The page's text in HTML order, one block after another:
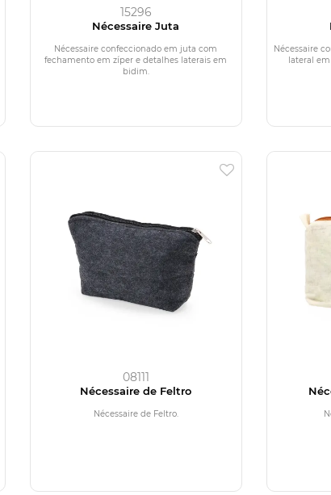
15296
Nécessaire Juta
Nécessaire confeccionado em juta com
fechamento em zíper e detalhes laterais em
bidim.
Nécessaire
lateral
08111
Nécessaire de Feltro
Nécessaire de Feltro.